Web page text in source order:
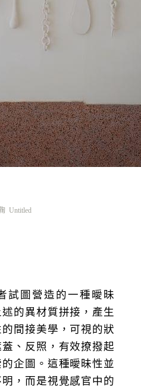
Untitled
試圖營造的一種曖昧
的異材質拼接，產生
間接美學，可視的狀
、反照，有效撩撥起
企圖。這種曖昧性並
，而是視覺感官中的